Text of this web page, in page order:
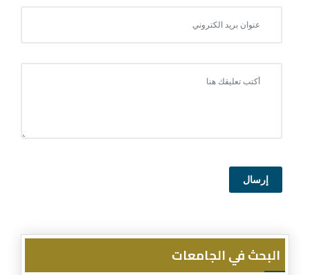
إرسال
البحث في الجامعات